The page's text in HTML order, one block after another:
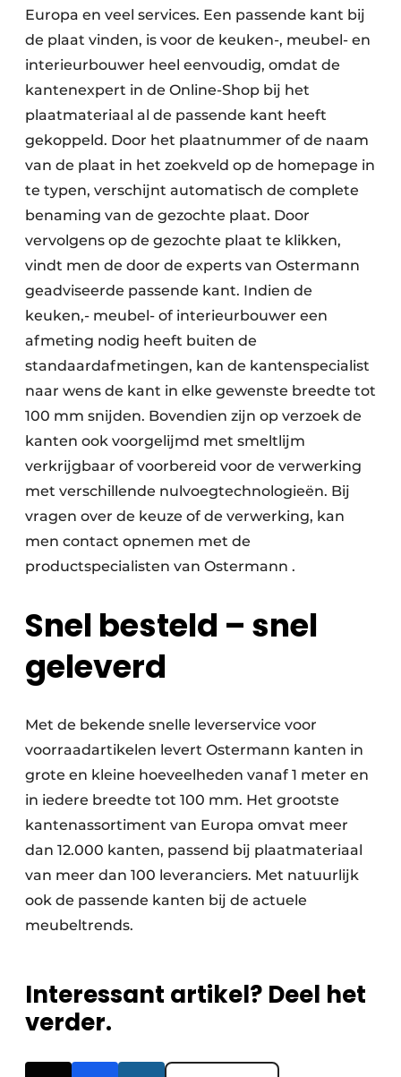
Europa en veel services. Een passende kant bij
de plaat vinden, is voor de keuken-, meubel- en
interieurbouwer heel eenvoudig, omdat de
kantenexpert in de Online-Shop bij het
plaatmateriaal al de passende kant heeft
gekoppeld. Door het plaatnummer of de naam
van de plaat in het zoekveld op de homepage in
te typen, verschijnt automatisch de complete
benaming van de gezochte plaat. Door
vervolgens op de gezochte plaat te klikken,
vindt men de door de experts van Ostermann
geadviseerde passende kant. Indien de
keuken,- meubel- of interieurbouwer een
afmeting nodig heeft buiten de
standaardafmetingen, kan de kantenspecialist
naar wens de kant in elke gewenste breedte tot
100 mm snijden. Bovendien zijn op verzoek de
kanten ook voorgelijmd met smeltlijm
verkrijgbaar of voorbereid voor de verwerking
met verschillende nulvoegtechnologieën. Bij
vragen over de keuze of de verwerking, kan
men contact opnemen met de
productspecialisten van Ostermann .
Snel besteld – snel
geleverd
Met de bekende snelle leverservice voor
voorraadartikelen levert Ostermann kanten in
grote en kleine hoeveelheden vanaf 1 meter en
in iedere breedte tot 100 mm. Het grootste
kantenassortiment van Europa omvat meer
dan 12.000 kanten, passend bij plaatmateriaal
van meer dan 100 leveranciers. Met natuurlijk
ook de passende kanten bij de actuele
meubeltrends.
Interessant artikel? Deel het
verder.